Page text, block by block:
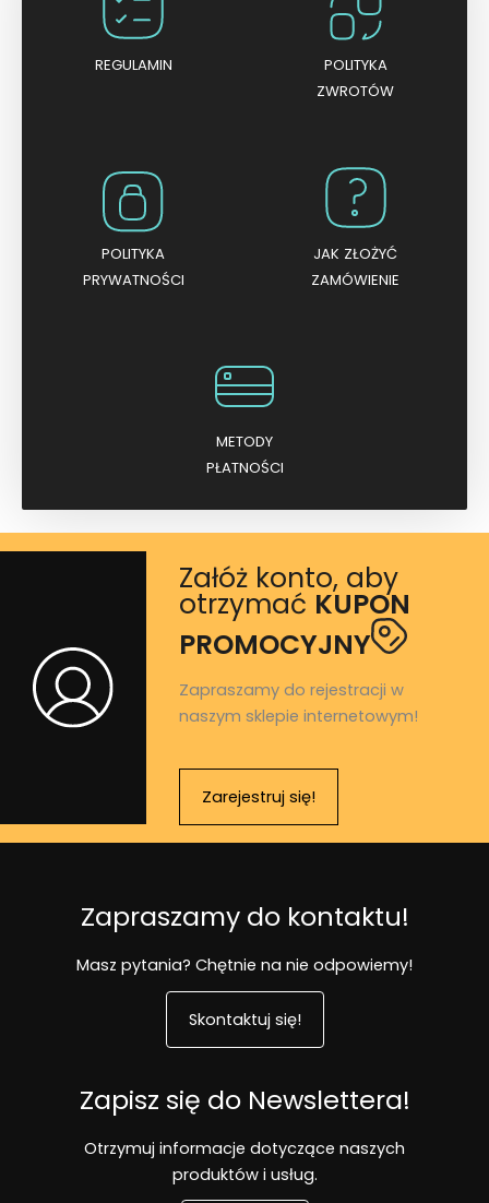
a
5
REGULAMIN
POLITYKA
ZWROTÓW
POLITYKA
PRYWATNOŚCI
JAK ZŁOŻYĆ
ZAMÓWIENIE
METODY
PŁATNOŚCI
Załóż konto, aby
otrzymać KUPON
PROMOCYJNY
Zapraszamy do rejestracji w
naszym sklepie internetowym!
Zarejestruj się!
Zapraszamy do kontaktu!
Masz pytania? Chętnie na nie odpowiemy!
Skontaktuj się!
Zapisz się do Newslettera!
Otrzymuj informacje dotyczące naszych
produktów i usług.